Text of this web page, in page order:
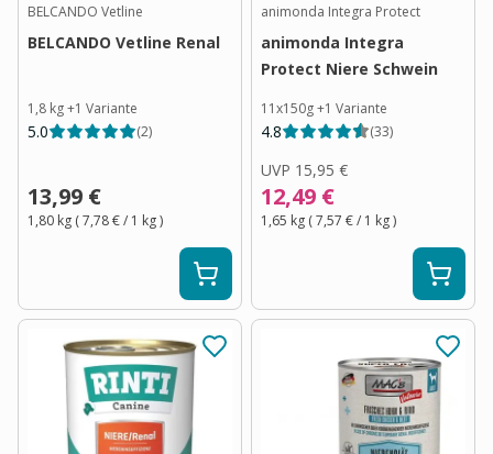
BELCANDO Vetline
BELCANDO Vetline Renal
1,8 kg+1 Variante
5.0 (2)
13,99 €
1,80 kg (7,78 €/ 1 kg)
animonda Integra Protect
animonda Integra
Protect Niere Schwein
11x150g+1 Variante
4.8 (33)
UVP 15,95 €
12,49 €
1,65 kg (7,57 €/ 1 kg)